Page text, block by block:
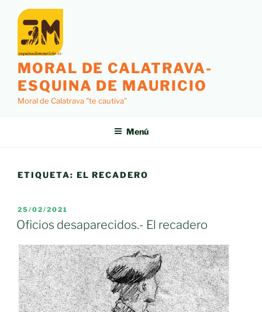
contenido
MORAL DE CALATRAVA-
ESQUINA DE MAURICIO
Moral de Calatrava "te cautiva"
Menú
ETIQUETA: EL RECADERO
PUBLICADO
EL
25/02/2021
Oficios desaparecidos.- El recadero